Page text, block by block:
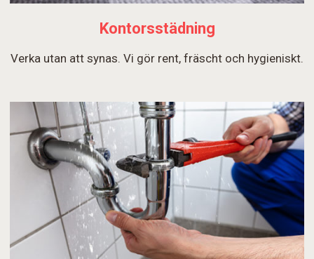
Kontorsstädning
Verka utan att synas. Vi gör rent, fräscht och hygieniskt.